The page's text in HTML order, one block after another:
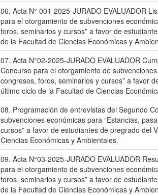
06. Acta N° 001-2025-JURADO EVALUADOR
para el otorgamiento de subvenciones
foros, seminarios y cursos” a favor de
de la Facultad de Ciencias Económicas y
07. Acta N°02-2025-JURADO EVALUADOR
Concurso para el otorgamiento de
congresos, foros, seminarios y cursos” a favor
último ciclo de la Facultad de Ciencias
08. Programación de entrevistas del Segundo
subvenciones económicas para “Estancias,
cursos” a favor de estudiantes de pregrado del
Ciencias Económicas y Ambientales.
09. Acta N°03-2025-JURADO EVALUADOR
para el otorgamiento de subvenciones
foros, seminarios y cursos” a favor de
de la Facultad de Ciencias Económicas y